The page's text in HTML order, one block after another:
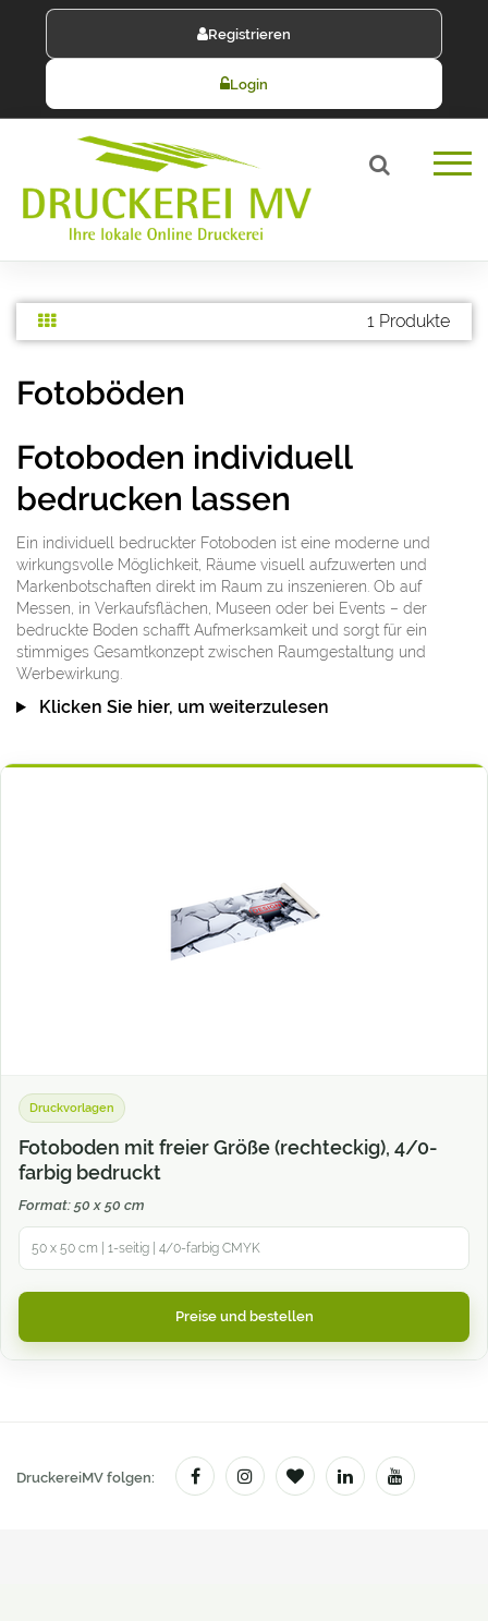
Registrieren
Login
1 Produkte
Fotoböden
Fotoboden individuell
bedrucken lassen
Ein individuell bedruckter Fotoboden ist eine moderne und
wirkungsvolle Möglichkeit, Räume visuell aufzuwerten und
Markenbotschaften direkt im Raum zu inszenieren. Ob auf
Messen, in Verkaufsflächen, Museen oder bei Events – der
bedruckte Boden schafft Aufmerksamkeit und sorgt für ein
stimmiges Gesamtkonzept zwischen Raumgestaltung und
Werbewirkung.
Klicken Sie hier, um weiterzulesen
Druckvorlagen
Fotoboden mit freier Größe (rechteckig), 4/0-
farbig bedruckt
Format: 50 x 50 cm
50 x 50 cm | 1-seitig | 4/0-farbig CMYK
Preise und bestellen
DruckereiMV folgen: